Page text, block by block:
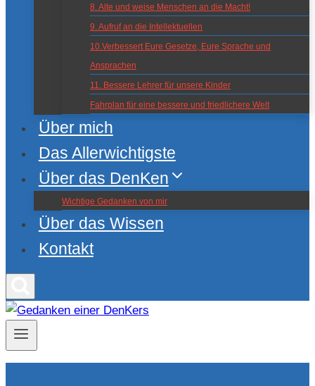
8. Alte und weise Menschen an die Macht!
9. Aufruf an die Intellektuellen
10.Verbessert Eure Gesetze, Eure Sprache und
Ansprachen
11. Bessere Lehrer für unsere Kinder
Fahrplan für eine bessere und friedlichere Welt
Über mich
Das Allerwichtigste
Über das DenKen
Wichtige Gedanken von mir
Über das Wissen
Kontakt